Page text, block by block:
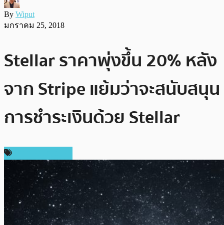
By Wiput
มกราคม 25, 2018
Stellar ราคาพุ่งขึ้น 20% หลัง
จาก Stripe แย้มว่าจะสนับสนุน
การชำระเงินด้วย Stellar